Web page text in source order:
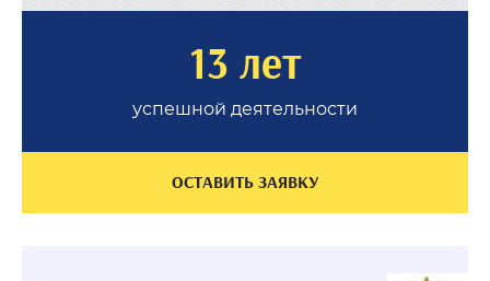
13 лет
успешной деятельности
ОСТАВИТЬ ЗАЯВКУ